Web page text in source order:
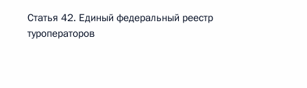
Статья 42. Единый федеральный реестр
туроператоров